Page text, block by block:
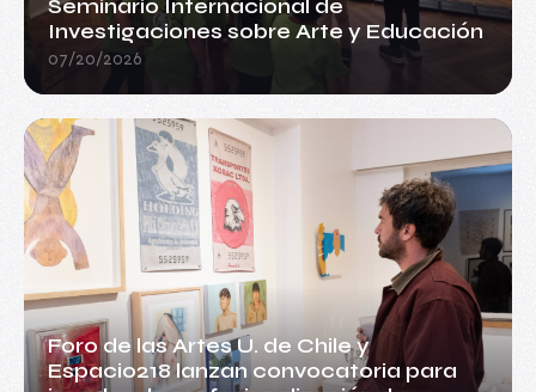
Seminario Internacional de
Investigaciones sobre Arte y Educación
07/20/2026
Foro de las Artes U. de Chile y
Espacio218 lanzan convocatoria para